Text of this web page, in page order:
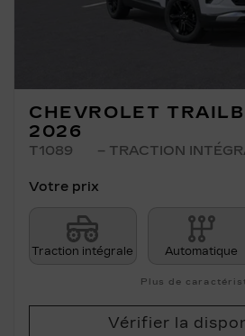
CHEVROLET
2026
T1089 – TRACTION
Votre prix
Traction intégrale Automatique
Plus de
Vérifier la